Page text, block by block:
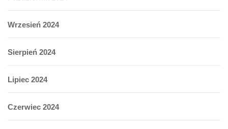
Wrzesień 2024
Sierpień 2024
Lipiec 2024
Czerwiec 2024